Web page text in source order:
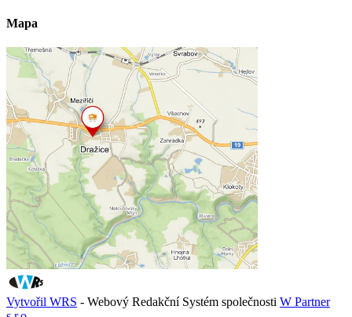
Mapa
Vytvořil WRS - Webový Redakční Systém společnosti W Partner